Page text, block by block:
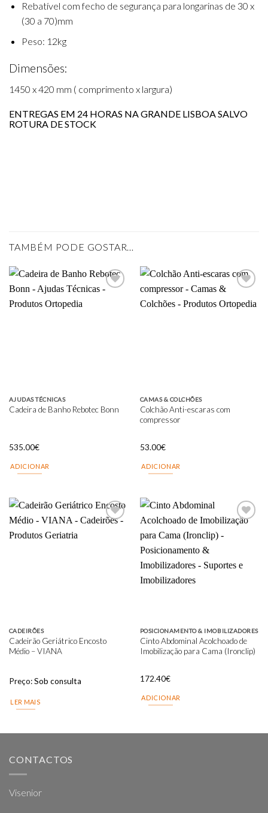
Rebatível com fecho de segurança para longarinas de 30 x
(30 a 70)mm
Peso: 12kg
Dimensões:
1450 x 420 mm ( comprimento x largura)
ENTREGAS EM 24 HORAS NA GRANDE LISBOA SALVO
ROTURA DE STOCK
TAMBÉM PODE GOSTAR…
AJUDAS TÉCNICAS
Cadeira de Banho Rebotec Bonn
535.00€
ADICIONAR
CAMAS & COLCHÕES
Colchão Anti-escaras com
compressor
53.00€
ADICIONAR
CADEIRÕES
Cadeirão Geriátrico Encosto
Médio – VIANA
Preço:Sob consulta
LER MAIS
POSICIONAMENTO & IMOBILIZADORES
Cinto Abdominal Acolchoado de
Imobilização para Cama (Ironclip)
172.40€
ADICIONAR
CONTACTOS
Visenior